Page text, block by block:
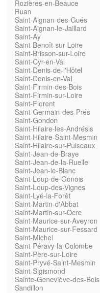
Rozières-en-Beauce
Ruan
Saint-Aignan-des-Gués
Saint-Aignan-le-Jaillard
Saint-Ay
Saint-Benoît-sur-Loire
Saint-Brisson-sur-Loire
Saint-Cyr-en-Val
Saint-Denis-de-l'Hôtel
Saint-Denis-en-Val
Saint-Firmin-des-Bois
Saint-Firmin-sur-Loire
Saint-Florent
Saint-Germain-des-Prés
Saint-Gondon
Saint-Hilaire-les-Andrésis
Saint-Hilaire-Saint-Mesmin
Saint-Hilaire-sur-Puiseaux
Saint-Jean-de-Braye
Saint-Jean-de-la-Ruelle
Saint-Jean-le-Blanc
Saint-Loup-de-Gonois
Saint-Loup-des-Vignes
Saint-Lyé-la-Forêt
Saint-Martin-d'Abbat
Saint-Martin-sur-Ocre
Saint-Maurice-sur-Aveyron
Saint-Maurice-sur-Fessard
Saint-Michel
Saint-Péravy-la-Colombe
Saint-Père-sur-Loire
Saint-Pryvé-Saint-Mesmin
Saint-Sigismond
Sainte-Geneviève-des-Bois
Sandillon